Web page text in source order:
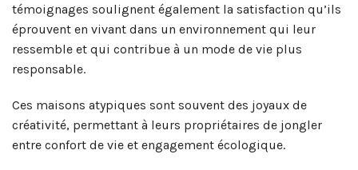
témoignages soulignent également la satisfaction qu’ils
éprouvent en vivant dans un environnement qui leur
ressemble et qui contribue à un mode de vie plus
responsable.
Ces maisons atypiques sont souvent des joyaux de
créativité, permettant à leurs propriétaires de jongler
entre confort de vie et engagement écologique.